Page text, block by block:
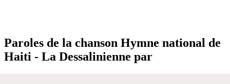
Paroles de la chanson Hymne national de
Haiti - La Dessalinienne par